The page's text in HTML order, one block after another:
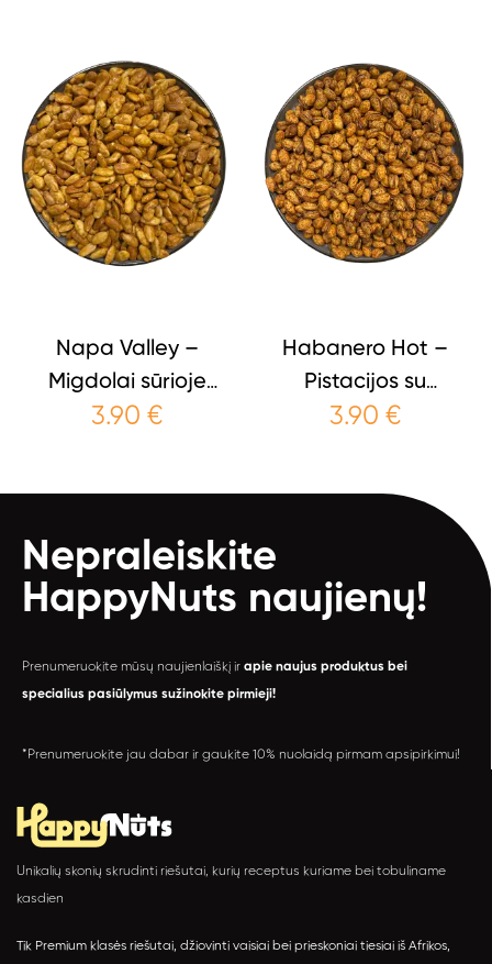
Napa Valley –
Migdolai sūrioje
karamelėje
3.90 €
Habanero Hot –
Pistacijos su
habanero pipirais
3.90 €
Nepraleiskite
HappyNuts naujienų!
Prenumeruokite mūsų naujienlaiškį ir apie naujus produktus bei
specialius pasiūlymus sužinokite pirmieji!
*Prenumeruokite jau dabar ir gaukite 10% nuolaidą pirmam apsipirkimui!
Unikalių skonių skrudinti riešutai, kurių receptus kuriame bei tobuliname
kasdien
Tik Premium klasės riešutai, džiovinti vaisiai bei prieskoniai tiesiai iš Afrikos,